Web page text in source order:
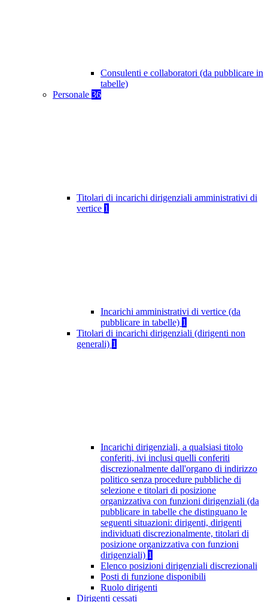
Consulenti e collaboratori (da pubblicare in
tabelle)
Personale 36
Titolari di incarichi dirigenziali amministrativi di
vertice 1
Incarichi amministrativi di vertice (da
pubblicare in tabelle) 1
Titolari di incarichi dirigenziali (dirigenti non
generali) 1
Incarichi dirigenziali, a qualsiasi titolo
conferiti, ivi inclusi quelli conferiti
discrezionalmente dall'organo di indirizzo
politico senza procedure pubbliche di
selezione e titolari di posizione
organizzativa con funzioni dirigenziali (da
pubblicare in tabelle che distinguano le
seguenti situazioni: dirigenti, dirigenti
individuati discrezionalmente, titolari di
posizione organizzativa con funzioni
dirigenziali) 1
Elenco posizioni dirigenziali discrezionali
Posti di funzione disponibili
Ruolo dirigenti
Dirigenti cessati